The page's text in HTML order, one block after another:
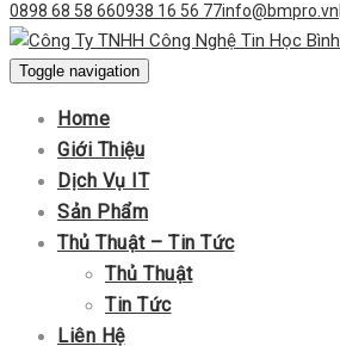
0898 68 58 660938 16 56 77info@bmpro.vn
Toggle navigation
Home
Giới Thiệu
Dịch Vụ IT
Sản Phẩm
Thủ Thuật – Tin Tức
Thủ Thuật
Tin Tức
Liên Hệ